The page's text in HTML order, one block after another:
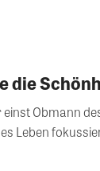
die
Obmann
Leben